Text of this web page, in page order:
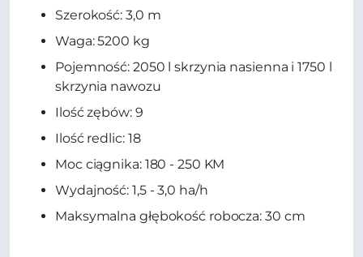
Szerokość: 3,0 m
Waga: 5200 kg
Pojemność: 2050 l skrzynia nasienna i 1750 l
skrzynia nawozu
Ilość zębów: 9
Ilość redlic: 18
Moc ciągnika: 180 - 250 KM
Wydajność: 1,5 - 3,0 ha/h
Maksymalna głębokość robocza: 30 cm